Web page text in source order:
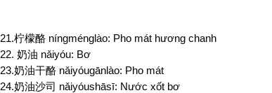
21.柠檬酪 níngménglào: Pho mát hương chanh
22. 奶油 nǎiyóu: Bơ
23.奶油干酪 nǎiyóugānlào: Pho mát
24.奶油沙司 nǎiyóushāsī: Nước xốt bơ